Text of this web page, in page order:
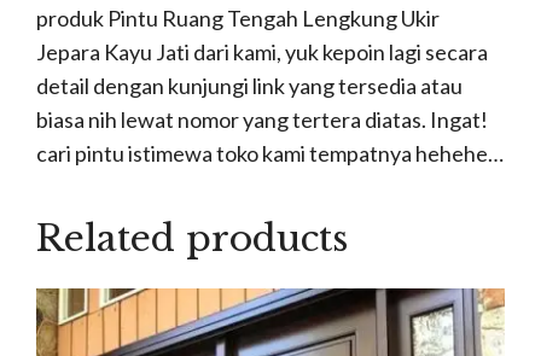
produk Pintu Ruang Tengah Lengkung Ukir
Jepara Kayu Jati dari kami, yuk kepoin lagi secara
detail dengan kunjungi link yang tersedia atau
biasa nih lewat nomor yang tertera diatas. Ingat!
cari pintu istimewa toko kami tempatnya hehehe…
Related products